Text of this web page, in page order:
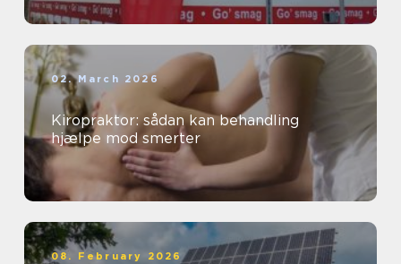
02. March 2026
Kiropraktor: sådan kan behandling
hjælpe mod smerter
08. February 2026